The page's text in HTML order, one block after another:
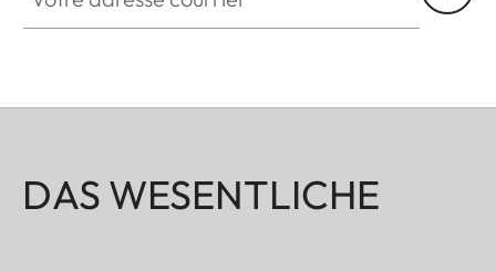
DAS WESENTLICHE